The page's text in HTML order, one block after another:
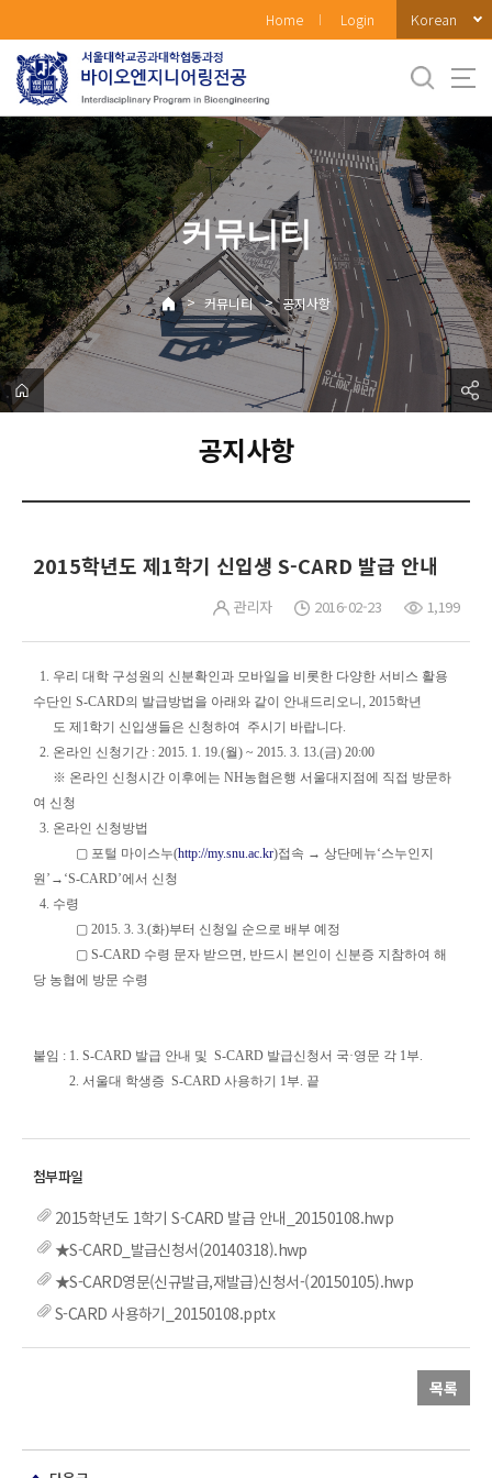
로
메
뉴
Home Login Korean
커뮤니티
> 커뮤니티 > 공지사항
공지사항
2015학년도 제1학기 신입생 S-CARD 발급 안내
관리자 2016-02-23 1,199
1. 우리 대학 구성원의 신분확인과 모바일을 비롯한 다양한 서비스 활용
수단인 S-CARD의 발급방법을 아래와 같이 안내드리오니, 2015학년
도 제1학기 신입생들은 신청하여 주시기 바랍니다.
2. 온라인 신청기간 : 2015. 1. 19.(월) ~ 2015. 3. 13.(금) 20:00
※ 온라인 신청시간 이후에는 NH농협은행 서울대지점에 직접 방문하
여 신청
3. 온라인 신청방법
▢ 포털 마이스누(http://my.snu.ac.kr)접속 → 상단메뉴‘스누인지
원’→‘S-CARD’에서 신청
4. 수령
▢ 2015. 3. 3.(화)부터 신청일 순으로 배부 예정
▢ S-CARD 수령 문자 받으면, 반드시 본인이 신분증 지참하여 해
당 농협에 방문 수령
붙임 : 1. S-CARD 발급 안내 및 S-CARD 발급신청서 국·영문 각 1부.
2. 서울대 학생증 S-CARD 사용하기 1부. 끝
2015학년도 1학기 S-CARD 발급 안내_20150108.hwp
★S-CARD_발급신청서(20140318).hwp
★S-CARD영문(신규발급,재발급)신청서-(20150105).hwp
S-CARD 사용하기_20150108.pptx
목록